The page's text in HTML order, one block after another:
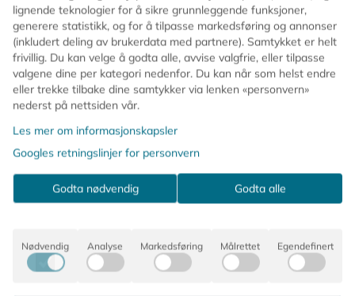
sitroner… squeeze that sucker!
Perfekt til deg som elsker humor og fargeglede – og
som ikke er redd for å gjøre en statement 💛
🍋 Illustrert av ByKammille
🌈 Frisk og energisk fargepalett
📏 Størrelse: 50 x 70 cm
🖨️ Trykket på kvalitetsark
Et ekte Frøken Rosa-øyeblikk til veggen 💅
lignende teknologier for å sikre grunnleggende funksjoner,
generere statistikk, og for å tilpasse markedsføring og annonser
(inkludert deling av brukerdata med partnere). Samtykket er helt
frivillig. Du kan velge å godta alle, avvise valgfrie, eller tilpasse
valgene dine per kategori nedenfor. Du kan når som helst endre
eller trekke tilbake dine samtykker via lenken «personvern»
nederst på nettsiden vår.
Les mer om informasjonskapsler
Googles retningslinjer for personvern
Godta nødvendig Godta alle
Nødvendig Analyse Markedsføring Målrettet Egendefinert